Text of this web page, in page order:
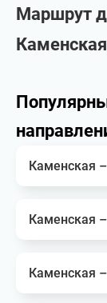
Маршрут
Каменская
Каменская
Каменская